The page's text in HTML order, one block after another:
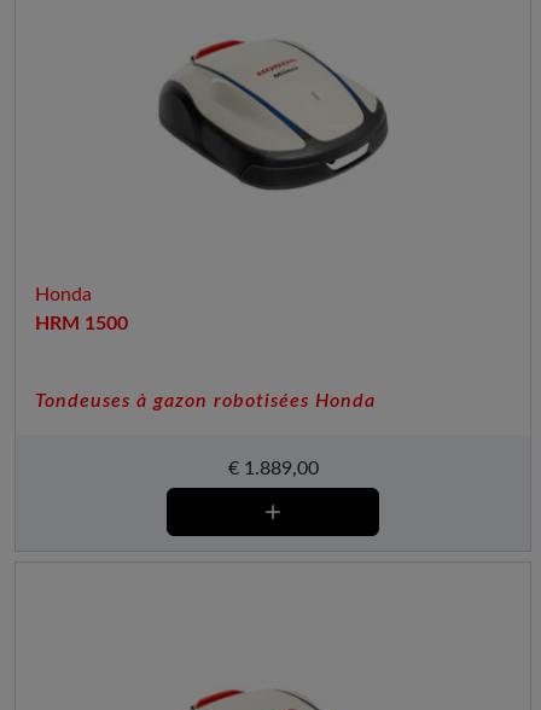
Honda
HRM 1500
Tondeuses à gazon robotisées Honda
€1.889,00